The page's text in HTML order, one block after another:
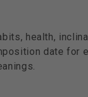
health,
date for